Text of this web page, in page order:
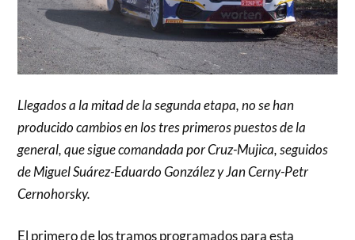
Llegados a la mitad de la segunda etapa, no se han
producido cambios en los tres primeros puestos de la
general, que sigue comandada por Cruz-Mujica, seguidos
de Miguel Suárez-Eduardo González y Jan Cerny-Petr
Cernohorsky.
El primero de los tramos programados para esta